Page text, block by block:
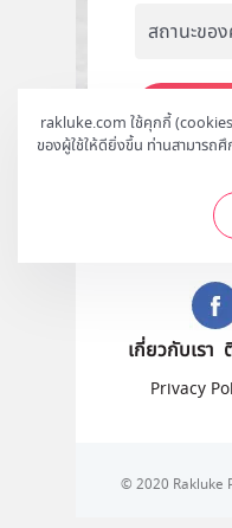
rakluke.com ใช้คุกกี้
ของผู้ใช้ให้ดียิ่งขึ้น ท่านสามารถศึ
เกี่ยวกับเรา
Privacy
© 2020 Rakluke